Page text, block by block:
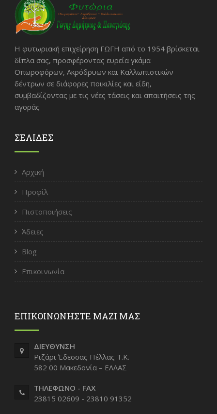
Η φυτωριακή επιχείρηση ΓΩΓΗ από το 1954 βρίσκεται
δίπλα σας, προσφέροντας ευρεία γκάμα
Οπωροφόρων, Ακρόδρυων και Καλλωπιστικών
δέντρων σε διάφορες ποικιλίες και είδη,
συμβαδίζοντας με τις νέες τάσεις και απαιτήσεις της
αγοράς
ΣΕΛΙΔΕΣ
Αρχική
Προφίλ
Πιστοποιήσεις
Άδειες
Blog
Επικοινωνία
ΕΠΙΚΟΙΝΩΝΗΣΤΕ ΜΑΖΙ ΜΑΣ
ΔΙΕΥΘΥΝΣΗ
Ριζάρι Έδεσσας Πέλλας Τ.Κ.
582 00 Μακεδονία – ΕΛΛΑΣ
ΤΗΛΕΦΩΝΟ - FAX
23815 02609 - 23810 91352